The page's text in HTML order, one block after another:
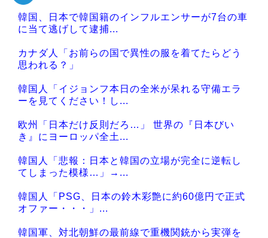
Powered by livedoor 相互RSS
韓国、日本で韓国籍のインフルエンサーが7台の車
に当て逃げして逮捕...
カナダ人「お前らの国で異性の服を着てたらどう
思われる？」
韓国人「イジョンフ本日の全米が呆れる守備エラ
ーを見てください！し...
欧州「日本だけ反則だろ…」 世界の『日本びい
き』にヨーロッパ全土...
韓国人「悲報：日本と韓国の立場が完全に逆転し
てしまった模様…」→...
韓国人「PSG、日本の鈴木彩艶に約60億円で正式
オファー・・・」...
韓国軍、対北朝鮮の最前線で重機関銃から実弾を